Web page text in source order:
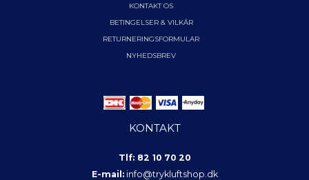
KONTAKT OS
BETINGELSER & VILKÅR
RETURNERINGSFORMULAR
NYHEDSBREV
KONTAKT
Tlf: 82 10 70 20
E-mail: info@trykluftshop.dk